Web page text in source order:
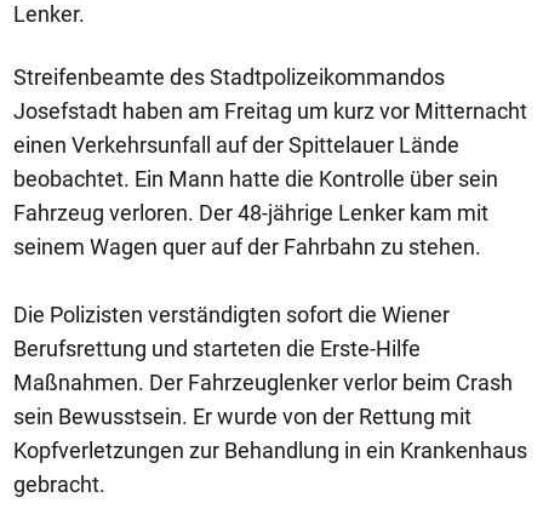
Lenker.
Streifenbeamte des Stadtpolizeikommandos
Josefstadt haben am Freitag um kurz vor Mitternacht
einen Verkehrsunfall auf der Spittelauer Lände
beobachtet. Ein Mann hatte die Kontrolle über sein
Fahrzeug verloren. Der 48-jährige Lenker kam mit
seinem Wagen quer auf der Fahrbahn zu stehen.
Die Polizisten verständigten sofort die Wiener
Berufsrettung und starteten die Erste-Hilfe
Maßnahmen. Der Fahrzeuglenker verlor beim Crash
sein Bewusstsein. Er wurde von der Rettung mit
Kopfverletzungen zur Behandlung in ein Krankenhaus
gebracht.